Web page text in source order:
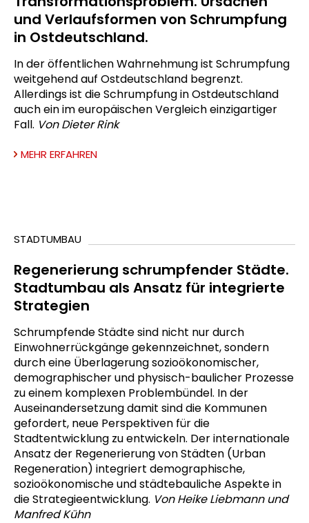
und Verlaufsformen von Schrumpfung
in Ostdeutschland.
In der öffentlichen Wahrnehmung ist Schrumpfung
weitgehend auf Ostdeutschland begrenzt.
Allerdings ist die Schrumpfung in Ostdeutschland
auch ein im europäischen Vergleich einzigartiger
Fall. Von Dieter Rink
MEHR ERFAHREN
STADTUMBAU
Regenerierung schrumpfender Städte.
Stadtumbau als Ansatz für integrierte
Strategien
Schrumpfende Städte sind nicht nur durch
Einwohnerrückgänge gekennzeichnet, sondern
durch eine Überlagerung sozioökonomischer,
demographischer und physisch-baulicher Prozesse
zu einem komplexen Problembündel. In der
Auseinandersetzung damit sind die Kommunen
gefordert, neue Perspektiven für die
Stadtentwicklung zu entwickeln. Der internationale
Ansatz der Regenerierung von Städten (Urban
Regeneration) integriert demographische,
sozioökonomische und städtebauliche Aspekte in
die Strategieentwicklung. Von Heike Liebmann und
Manfred Kühn